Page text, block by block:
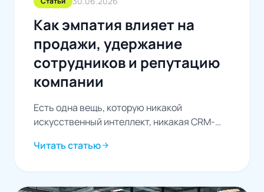
Как эмпатия влияет на
продажи, удержание
сотрудников и репутацию
компании
Есть одна вещь, которую никакой
искусственный интеллект, никакая CRM-
способны заменить — умение
Читать статьюarrow_forward